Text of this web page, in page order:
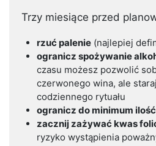
Trzy miesiące przed
rzuć palenie (najlepiej
ogranicz spożywanie
czasu możesz pozwolić
czerwonego wina, ale
codziennego rytuału
ogranicz do minimum
zacznij zażywać kwas
ryzyko wystąpienia